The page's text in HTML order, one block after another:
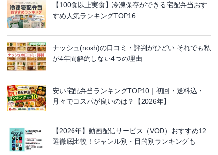
【100食以上実食】冷凍保存ができる宅配弁当おす
すめ人気ランキングTOP16
ナッシュ(nosh)の口コミ・評判がひどい それでも私
が4年間解約しない4つの理由
安い宅配弁当ランキングTOP10｜初回・送料込・
月々でコスパが良いのは？【2026年】
【2026年】動画配信サービス（VOD）おすすめ12
選徹底比較！ジャンル別・目的別ランキングも